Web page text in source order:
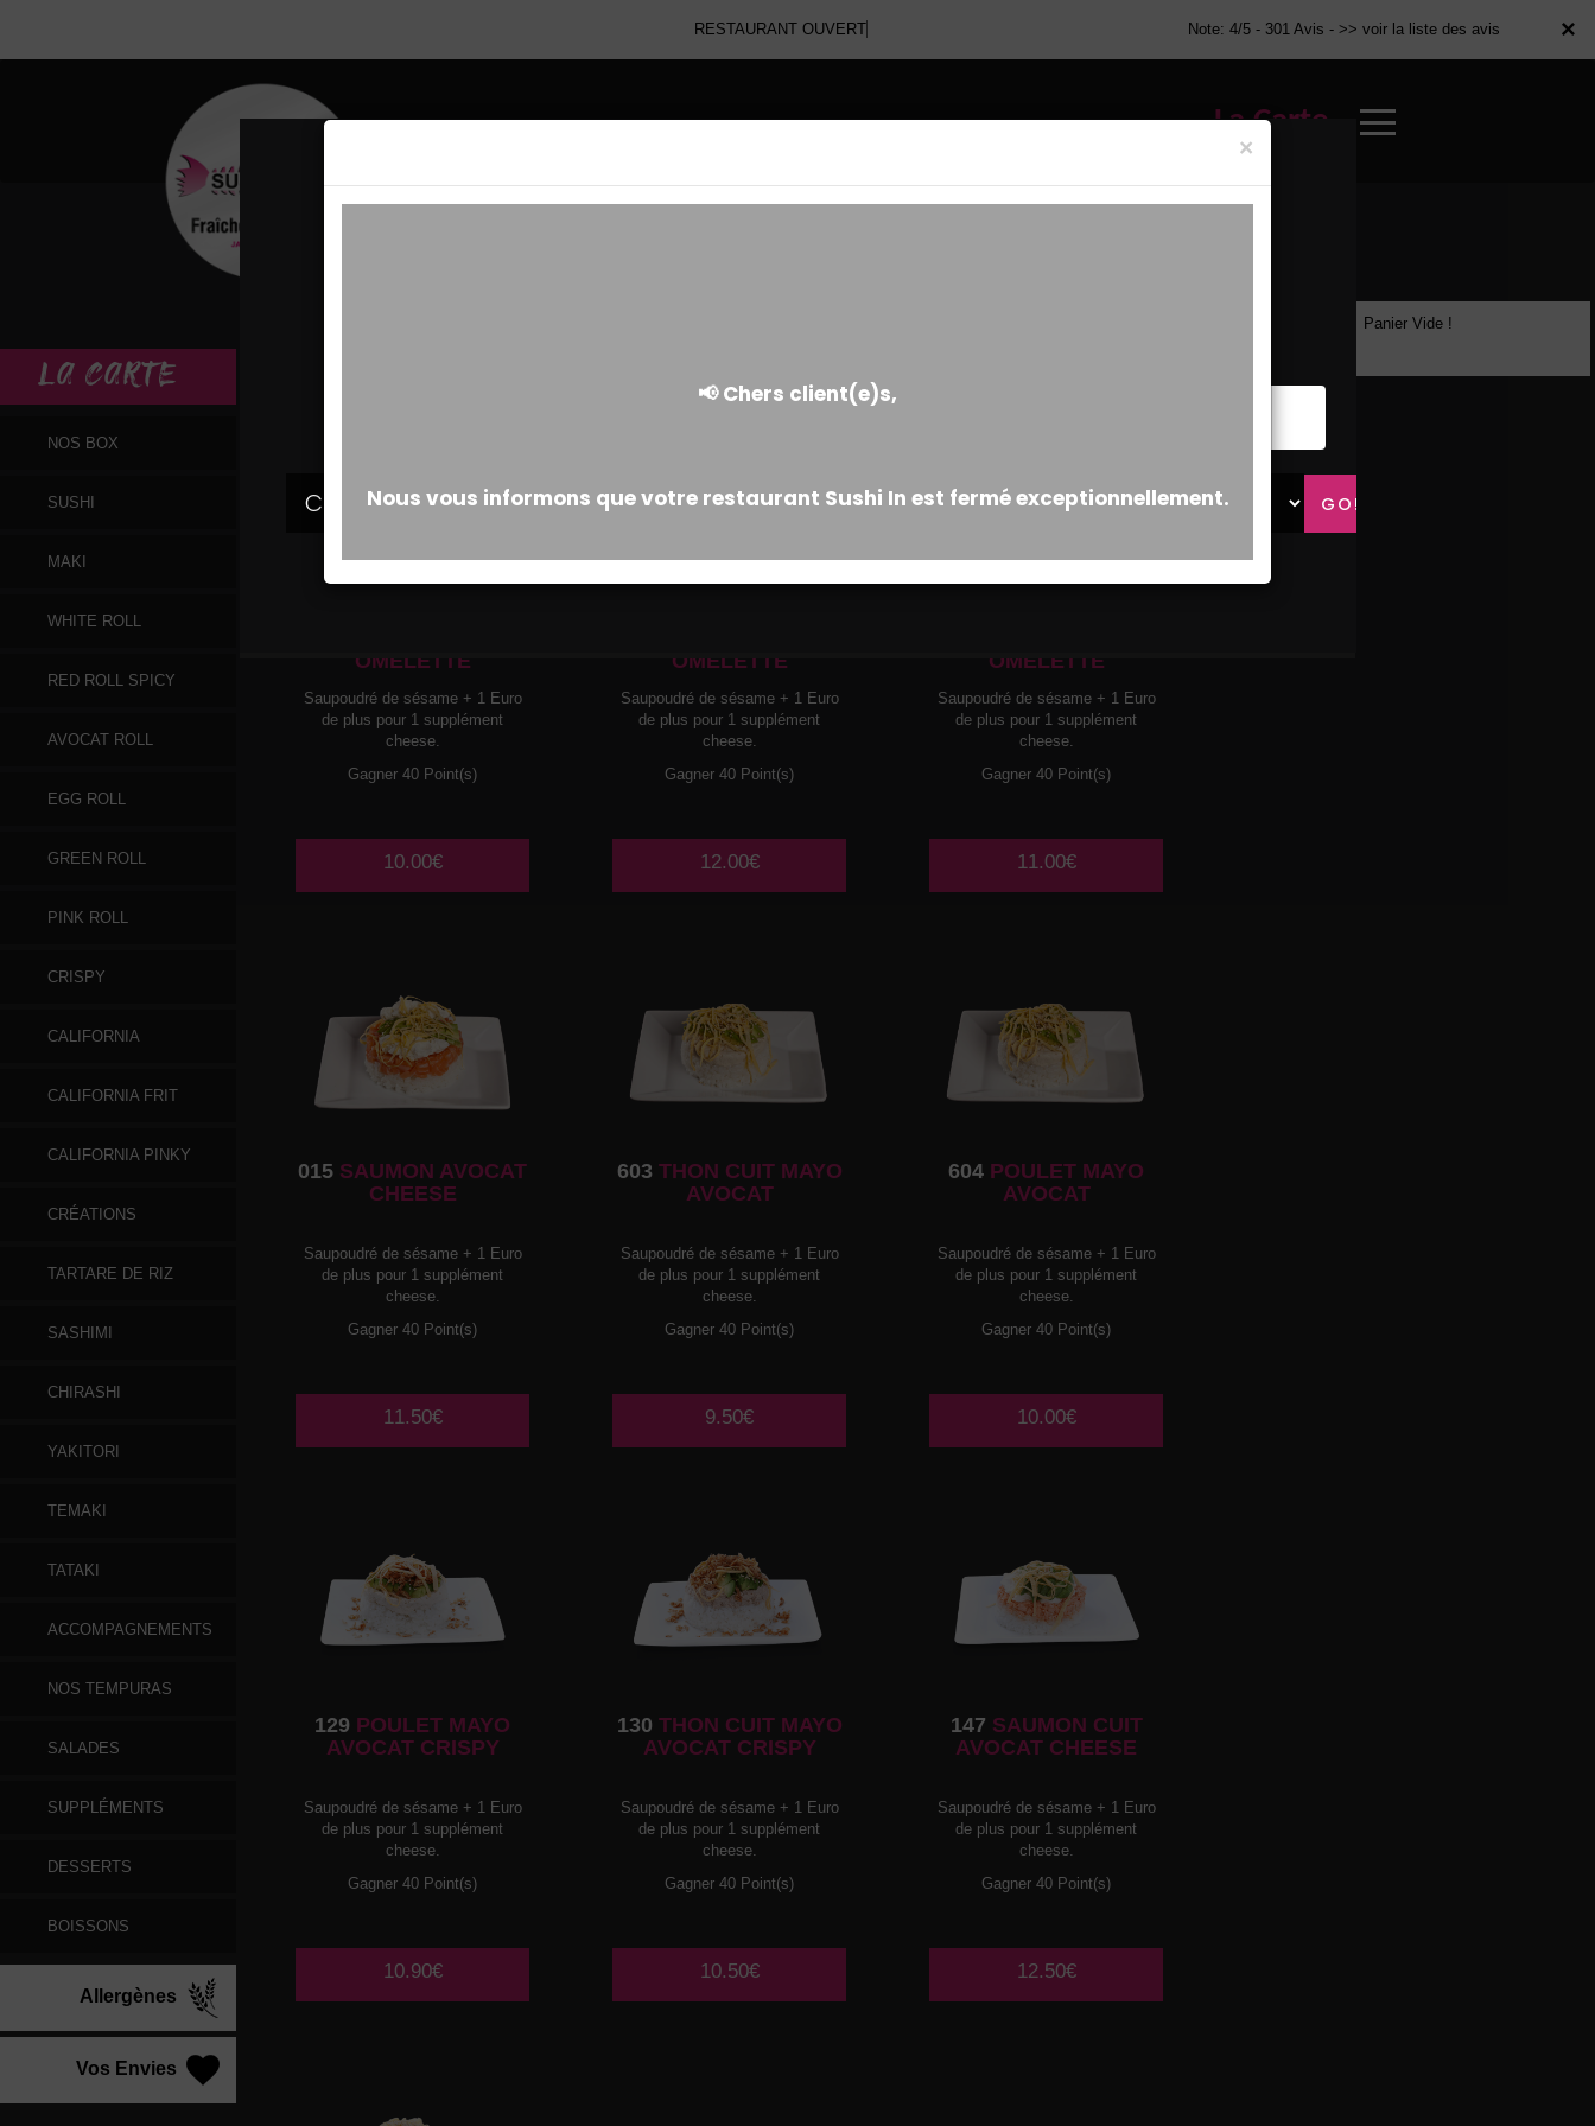
×
RESTAURANT OUVER Note: 4/5 - 301 Avis - >> voir la liste des avis
La Carte
×
LA CARTE
NOS BOX
SUSHI
MAKI
WHITE ROLL
RED ROLL SPICY
AVOCAT ROLL
EGG ROLL
GREEN ROLL
PINK ROLL
CRISPY
CALIFORNIA
CALIFORNIA FRIT
CALIFORNIA PINKY
CRÉATIONS
TARTARE DE RIZ
SASHIMI
CHIRASHI
YAKITORI
TEMAKI
TATAKI
ACCOMPAGNEMENTS
NOS TEMPURAS
SALADES
SUPPLÉMENTS
DESSERTS
BOISSONS
Allergènes
Vos Envies
OMELETTE
Saupoudré de sésame + 1 Euro
de plus pour 1 supplément
cheese.
Gagner 40 Point(s)
10.00€
OMELETTE
Saupoudré de sésame + 1 Euro
de plus pour 1 supplément
cheese.
Gagner 40 Point(s)
12.00€
OMELETTE
Saupoudré de sésame + 1 Euro
de plus pour 1 supplément
cheese.
Gagner 40 Point(s)
11.00€
015 SAUMON AVOCAT
CHEESE
Saupoudré de sésame + 1 Euro
de plus pour 1 supplément
cheese.
Gagner 40 Point(s)
11.50€
603 THON CUIT MAYO
AVOCAT
Saupoudré de sésame + 1 Euro
de plus pour 1 supplément
cheese.
Gagner 40 Point(s)
9.50€
604 POULET MAYO
AVOCAT
Saupoudré de sésame + 1 Euro
de plus pour 1 supplément
cheese.
Gagner 40 Point(s)
10.00€
129 POULET MAYO
AVOCAT CRISPY
Saupoudré de sésame + 1 Euro
de plus pour 1 supplément
cheese.
Gagner 40 Point(s)
10.90€
130 THON CUIT MAYO
AVOCAT CRISPY
Saupoudré de sésame + 1 Euro
de plus pour 1 supplément
cheese.
Gagner 40 Point(s)
10.50€
147 SAUMON CUIT
AVOCAT CHEESE
Saupoudré de sésame + 1 Euro
de plus pour 1 supplément
cheese.
Gagner 40 Point(s)
12.50€
Panier Vide !
×